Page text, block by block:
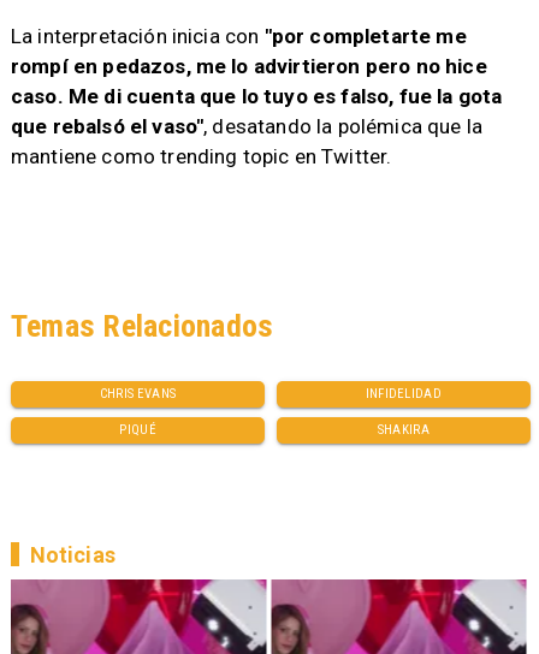
La interpretación inicia con "por completarte me
rompí en pedazos, me lo advirtieron pero no hice
caso. Me di cuenta que lo tuyo es falso, fue la gota
que rebalsó el vaso", desatando la polémica que la
mantiene como trending topic en Twitter.
CHRIS EVANS INFIDELIDAD
PIQUÉ SHAKIRA
Temas Relacionados
Noticias